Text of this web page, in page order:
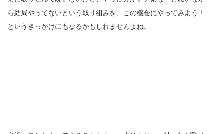
ら結局やってないという取り組みを、この機会にやってみよう！
というきっかけにもなるかもしれませんよね。